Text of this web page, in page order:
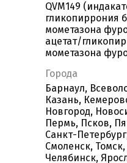
QVM149
гликопиррония
мометазона
ацетат/
мометазона
Города
Барнаул,
Казань,
Новгород,
Пермь, Псков,
Санкт-
Смоленск,
Челябинск,